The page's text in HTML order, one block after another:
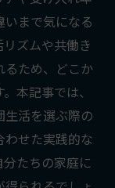
まで気になる
ズムや共働き
るため、どこか
本記事では、
活を選ぶ際の
せた実践的な
たちの家庭に